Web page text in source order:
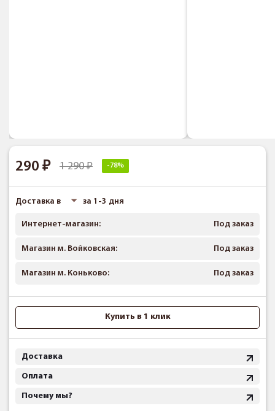
290 1 290 -78%
Доставка в за 1-3 дня
Интернет-магазин: Под заказ
Магазин м. Войковская: Под заказ
Магазин м. Коньково: Под заказ
Купить в 1 клик
Доставка
Оплата
Почему мы?